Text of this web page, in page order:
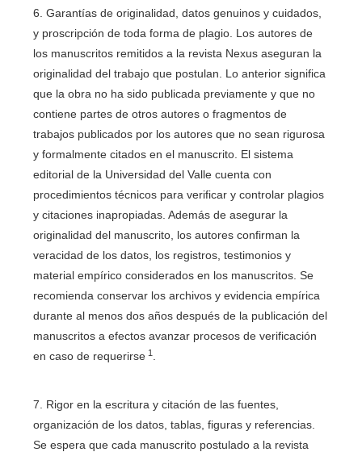
6. Garantías de originalidad, datos genuinos y cuidados,
y proscripción de toda forma de plagio. Los autores de
los manuscritos remitidos a la revista Nexus aseguran la
originalidad del trabajo que postulan. Lo anterior significa
que la obra no ha sido publicada previamente y que no
contiene partes de otros autores o fragmentos de
trabajos publicados por los autores que no sean rigurosa
y formalmente citados en el manuscrito. El sistema
editorial de la Universidad del Valle cuenta con
procedimientos técnicos para verificar y controlar plagios
y citaciones inapropiadas. Además de asegurar la
originalidad del manuscrito, los autores confirman la
veracidad de los datos, los registros, testimonios y
material empírico considerados en los manuscritos. Se
recomienda conservar los archivos y evidencia empírica
durante al menos dos años después de la publicación del
manuscritos a efectos avanzar procesos de verificación
en caso de requerirse 1
7. Rigor en la escritura y citación de las fuentes,
organización de los datos, tablas, figuras y referencias.
Se espera que cada manuscrito postulado a la revista